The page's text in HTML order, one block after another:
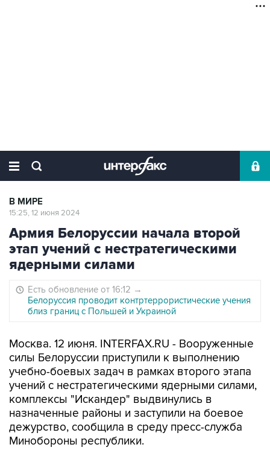
В МИРЕ
15:25, 12 июня 2024
Армия Белоруссии начала второй
этап учений с нестратегическими
ядерными силами
Есть обновление от 16:12 →
Белоруссия проводит контртеррористические учения
близ границ с Польшей и Украиной
Москва. 12 июня. INTERFAX.RU - Вооруженные
силы Белоруссии приступили к выполнению
учебно-боевых задач в рамках второго этапа
учений с нестратегическими ядерными силами,
комплексы "Искандер" выдвинулись в
назначенные районы и заступили на боевое
дежурство, сообщила в среду пресс-служба
Минобороны республики.